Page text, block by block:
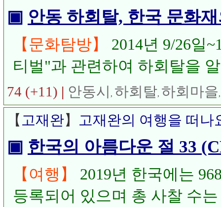
▣ 안동 하회탈, 한국 문화
【문화탐방】
2014년 9/26일
티벌"과 관련하여 하회탈을
74 (+11) | 안동시 , 하회탈, 하회마을
【 고재완】 고재완의 여행을 떠나
▣ 한국의 아름다운 절 33
【여행】
2019년 한국에는
등록되어 있으며 총 사찰 수